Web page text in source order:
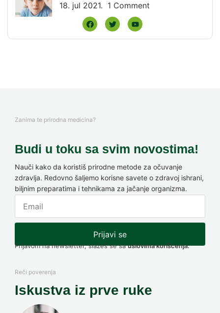
18. jul 2021. 1 Comment
Zanima te prirodna medicina?
Budi u toku sa svim novostima!
Nauči kako da koristiš prirodne metode za očuvanje
zdravlja. Redovno šaljemo korisne savete o zdravoj ishrani,
biljnim preparatima i tehnikama za jačanje organizma.
Prijavi se
Prijavom na newsletter, slažeš se sauslovima korišćenja.
Reči poverenja
Iskustva iz prve ruke